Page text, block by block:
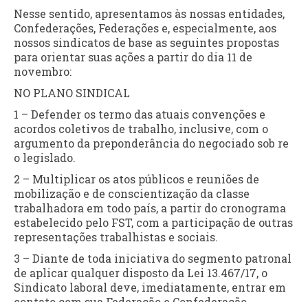
Nesse sentido, apresentamos às nossas entidades,
Confederações, Federações e, especialmente, aos
nossos sindicatos de base as seguintes propostas
para orientar suas ações a partir do dia 11 de
novembro:
NO PLANO SINDICAL
1 – Defender os termo das atuais convenções e
acordos coletivos de trabalho, inclusive, com o
argumento da preponderância do negociado sob re
o legislado.
2 – Multiplicar os atos públicos e reuniões de
mobilização e de conscientização da classe
trabalhadora em todo país, a partir do cronograma
estabelecido pelo FST, com a participação de outras
representações trabalhistas e sociais.
3 – Diante de toda iniciativa do segmento patronal
de aplicar qualquer disposto da Lei 13.467/17, o
Sindicato laboral deve, imediatamente, entrar em